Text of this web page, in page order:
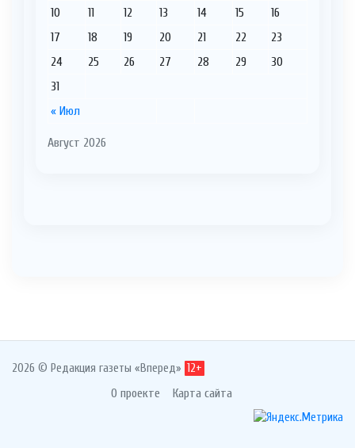
Август 2026
« Июл
10
11 12 13 14 15
16
17
18 19 20 21 22
23
24
25 26 27 28 29
30
31
2026 © Редакция газеты «Вперед» 12+
О проекте Карта сайта